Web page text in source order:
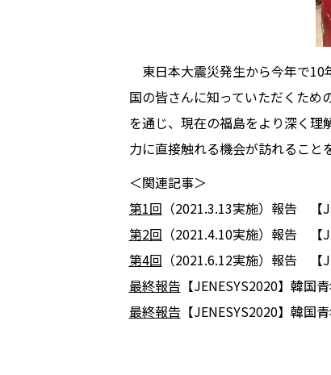
東日本大震災発生から今年で10
国の皆さんに知っていただくため
を通じ、現在の福島をより深く
力に直接触れる機会が訪れること
＜関連記事＞
第1回 （2021.3.13実施）報告 【
第2回 （2021.4.10実施）報告 【
第4回 （2021.6.12実施）報告 【
最終報告 【JENESYS2020】韓国
最終報告 【JENESYS2020】韓国